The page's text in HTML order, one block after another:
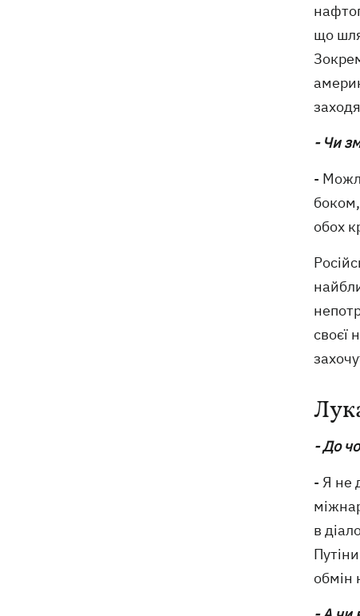
що
- Чи
-
обох
своєї
- До
- Я не
в
обмін